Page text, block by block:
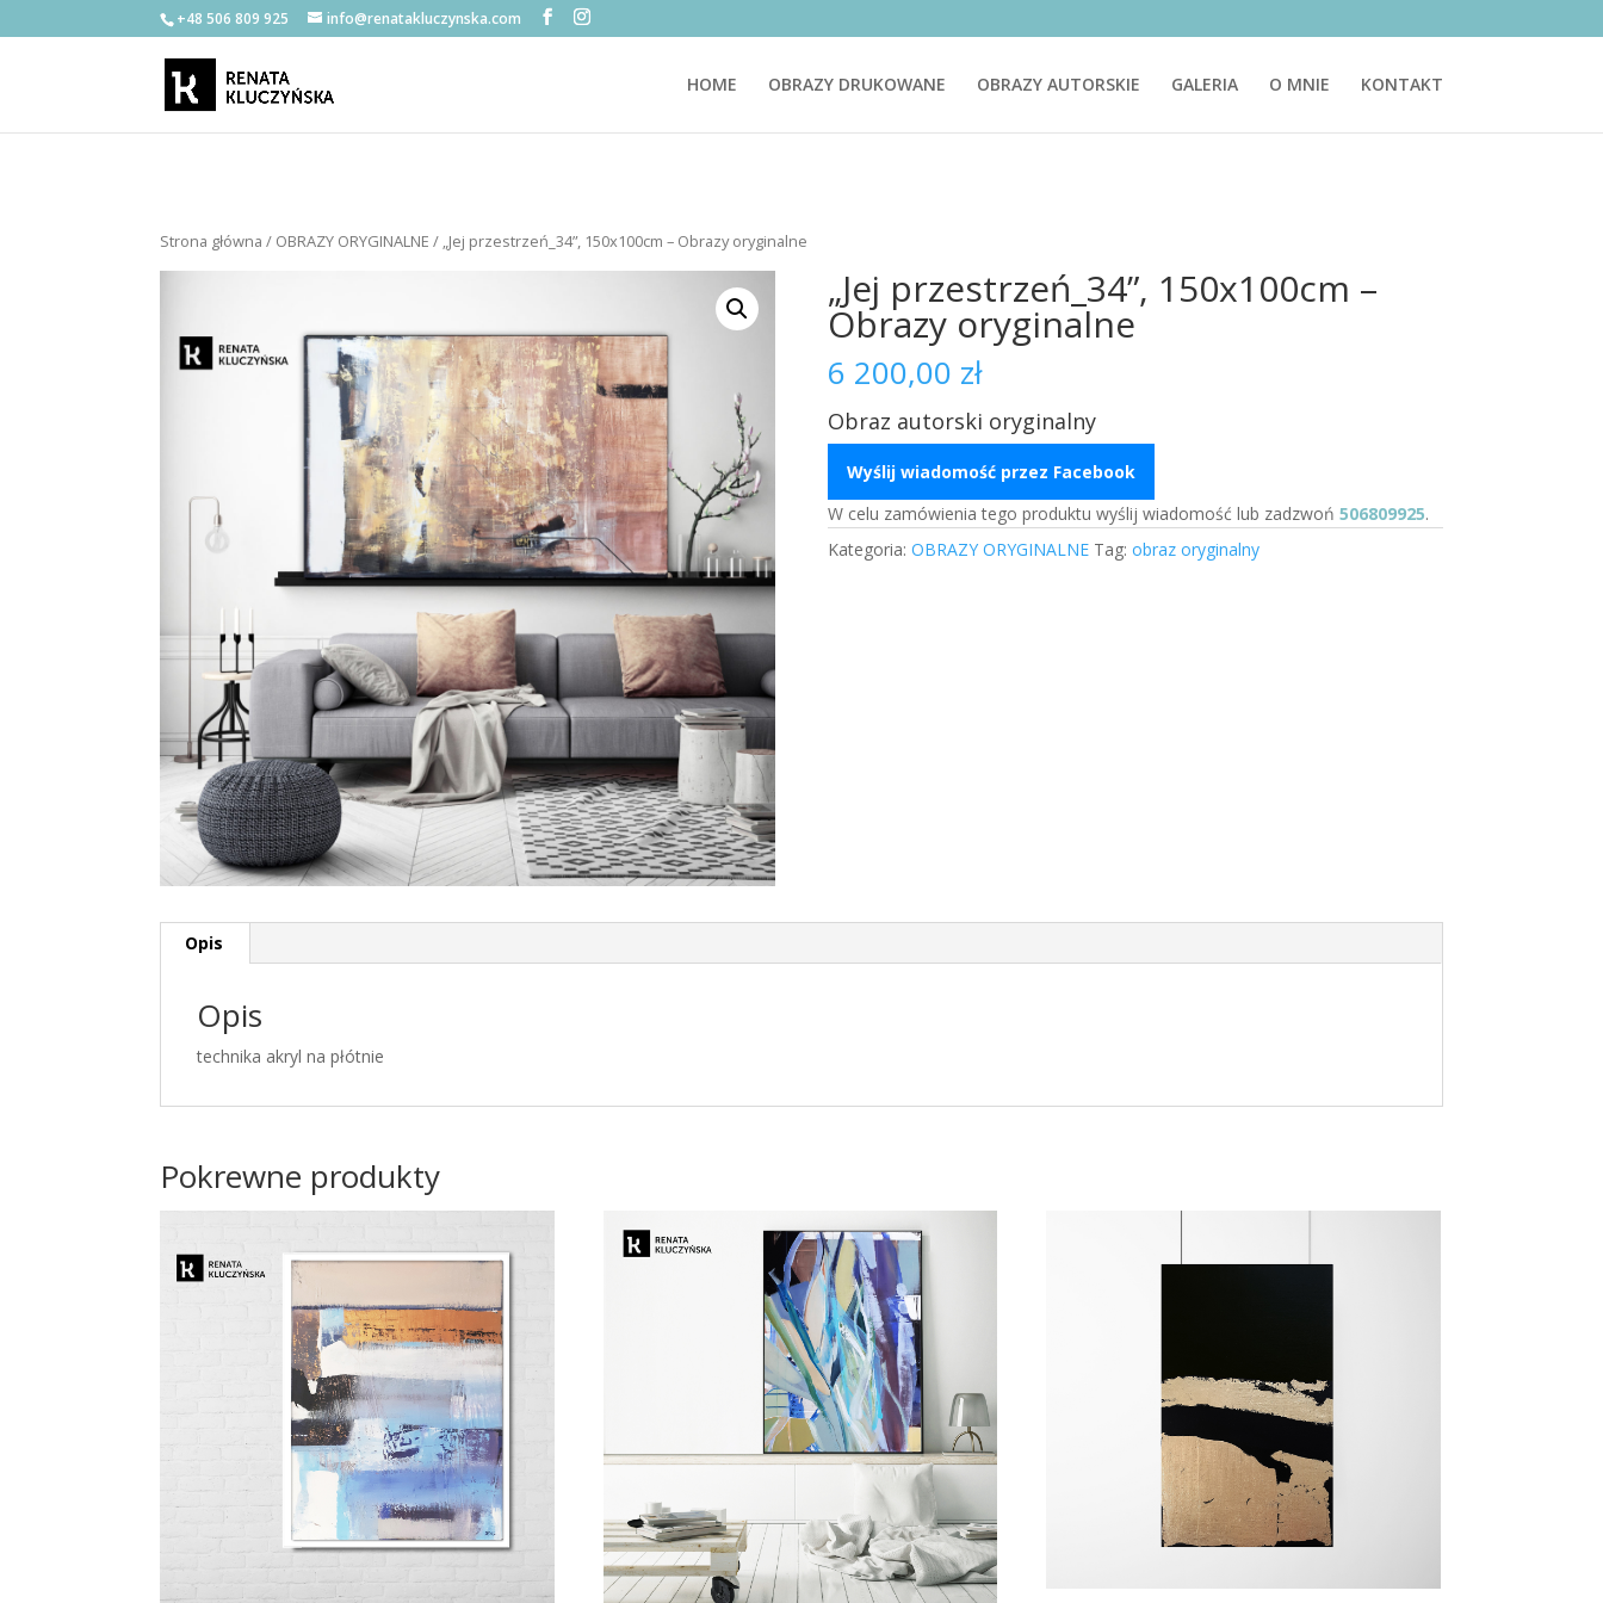
+48 506 809 925 info@renatakluczynska.com
HOME OBRAZY DRUKOWANE OBRAZY AUTORSKIE GALERIA O MNIE KONTAKT
Strona główna / OBRAZY ORYGINALNE / „Jej przestrzeń_34”, 150x100cm – Obrazy oryginalne
„Jej przestrzeń_34”, 150x100cm –
Obrazy oryginalne
6 200,00 zł
Obraz autorski oryginalny
Wyślij wiadomość przez Facebook
W celu zamówienia tego produktu wyślij wiadomość lub zadzwoń 506809925.
Kategoria: OBRAZY ORYGINALNE Tag: obraz oryginalny
Opis
Opis
technika akryl na płótnie
Pokrewne produkty